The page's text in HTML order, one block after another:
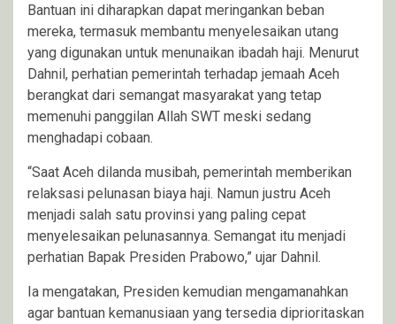
Bantuan ini diharapkan dapat meringankan beban
mereka, termasuk membantu menyelesaikan utang
yang digunakan untuk menunaikan ibadah haji. Menurut
Dahnil, perhatian pemerintah terhadap jemaah Aceh
berangkat dari semangat masyarakat yang tetap
memenuhi panggilan Allah SWT meski sedang
menghadapi cobaan.
“Saat Aceh dilanda musibah, pemerintah memberikan
relaksasi pelunasan biaya haji. Namun justru Aceh
menjadi salah satu provinsi yang paling cepat
menyelesaikan pelunasannya. Semangat itu menjadi
perhatian Bapak Presiden Prabowo,” ujar Dahnil.
Ia mengatakan, Presiden kemudian mengamanahkan
agar bantuan kemanusiaan yang tersedia diprioritaskan